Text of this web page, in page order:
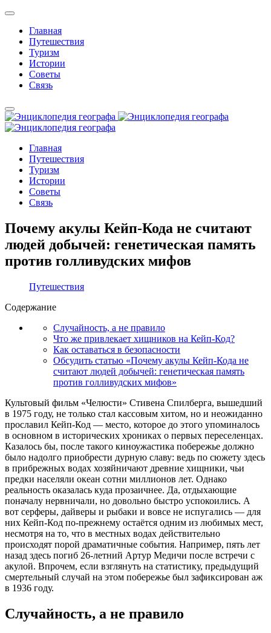
Главная
Путешествия
Туризм
Истории
Советы
Связь
Главная
Путешествия
Туризм
Истории
Советы
Связь
Почему акулы Кейп-Кода не считают
людей добычей: генетическая память
против голливудских мифов
Путешествия
Содержание
Случайность, а не правило
Что же привлекает хищников на Кейп-Код?
Как оставаться в безопасности
Обсудить статью «Почему акулы Кейп-Кода не
считают людей добычей: генетическая память
против голливудских мифов»
Культовый фильм «Челюсти» Стивена Спилберга, вышедший
в 1975 году, не только стал кассовым хитом, но и неожиданно
прославил Кейп-Код — место, которое до этого упоминалось
в основном в исторических хрониках о первых переселенцах.
Казалось бы, после такого киноужастика побережье должно
было надолго приобрести дурную славу: ведь по сюжету здесь
в прибрежных водах хозяйничают древние хищники, чьи
предки населяли океан сотни миллионов лет. Однако
реальность оказалась куда прозаичнее. Да, отдыхающие
поначалу нервничали, но довольно быстро успокоились. А
вот серферы, дайверы и рыбаки и вовсе не испугались — для
них Кейп-Код по-прежнему остаётся одним из любимых мест,
несмотря на то, что в местных водах действительно
происходят порой драматичные события. Например, пять лет
назад здесь погиб 26-летний Артур Медичи после встречи с
акулой. Впрочем, если взглянуть на статистику, предыдущий
смертельный случай на этом побережье был зафиксирован аж
в 1936 году.
Случайность, а не правило